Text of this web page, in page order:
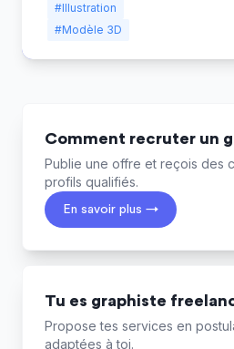
#Illustration
#Modèle 3D
Comment recruter un
Publie une offre et reçois des
profils qualifiés.
En savoir plus →
Tu es graphiste
Propose tes services en
adaptées à toi.